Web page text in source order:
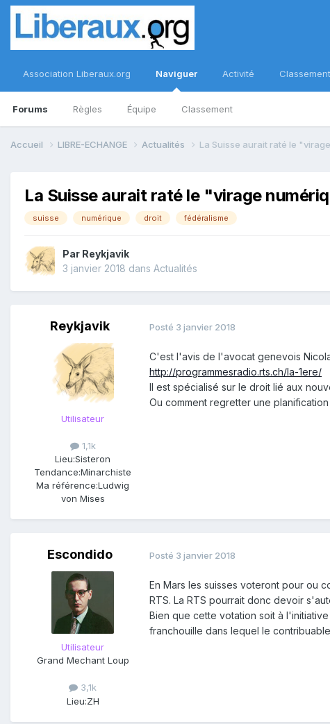
Association Liberaux.org Naviguer
Forums Règles Équipe Classement
Activité Classement
Accueil LIBRE-ECHANGE Actualités La Suisse aurait raté le
La Suisse aurait raté le "virage
suisse numérique droit fédéralisme
Par Reykjavik
3 janvier 2018 dans Actualités
Reykjavik
Utilisateur
1,1k
Lieu:Sisteron
Tendance:Minarchiste
Ma référence:Ludwig
von Mises
Posté 3 janvier 2018
C'est l'avis de l'avocat genevois
http://programmesradio.rts.ch/la-1ere/
Il est spécialisé sur le droit lié aux
Ou comment regretter une
Escondido
Utilisateur
Grand Mechant Loup
3,1k
Lieu:ZH
Posté 3 janvier 2018
En Mars les suisses voteront pour ou
RTS. La RTS pourrait donc devoir
Bien que cette votation soit à
franchouille dans lequel le